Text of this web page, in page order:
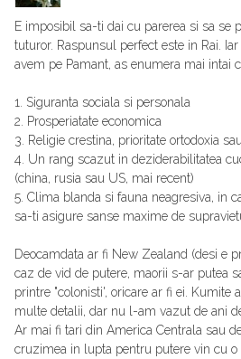
E imposibil sa-ti dai cu parerea si sa se
tuturor. Raspunsul perfect este in Rai.
avem pe Pamant, as enumera mai intai
1. Siguranta sociala si personala
2. Prosperiatate economica
3. Religie crestina, prioritate ortodoxia
4. Un rang scazut in deziderabilitatea
(china, rusia sau US, mai recent)
5. Clima blanda si fauna neagresiva, in
sa-ti asigure sanse maxime de
Deocamdata ar fi New Zealand (desi e
caz de vid de putere, maorii s-ar putea
printre "colonisti', oricare ar fi ei. Kumite
multe detalii, dar nu l-am vazut de ani
Ar mai fi tari din America Centrala sau
cruzimea in lupta pentru putere vin cu o